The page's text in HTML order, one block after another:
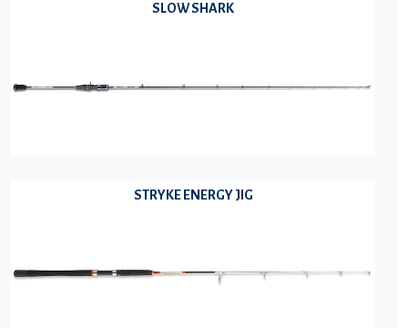
SLOW SHARK
STRYKE ENERGY JIG